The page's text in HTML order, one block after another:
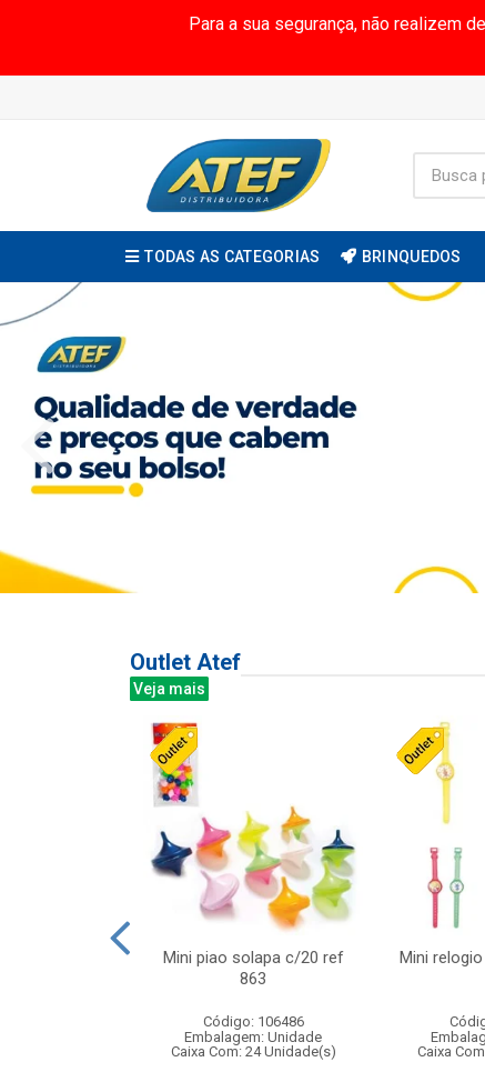
Para a sua segurança, não realizem
TODAS AS CATEGORIAS BRINQUEDOS
Outlet Atef
Veja mais
Mini piao solapa c/20 ref
863
Código: 106486
Embalagem: Unidade
Caixa Com: 24 Unidade(s)
Mini
Caixa